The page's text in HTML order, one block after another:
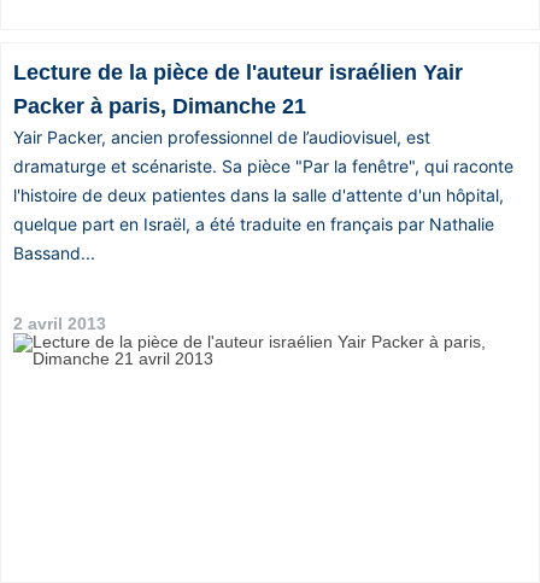
Lecture de la pièce de l'auteur israélien Yair
Packer à paris, Dimanche 21
Yair Packer, ancien professionnel de l’audiovisuel, est
dramaturge et scénariste. Sa pièce "Par la fenêtre", qui raconte
l'histoire de deux patientes dans la salle d'attente d'un hôpital,
quelque part en Israël, a été traduite en français par Nathalie
Bassand...
2 avril 2013